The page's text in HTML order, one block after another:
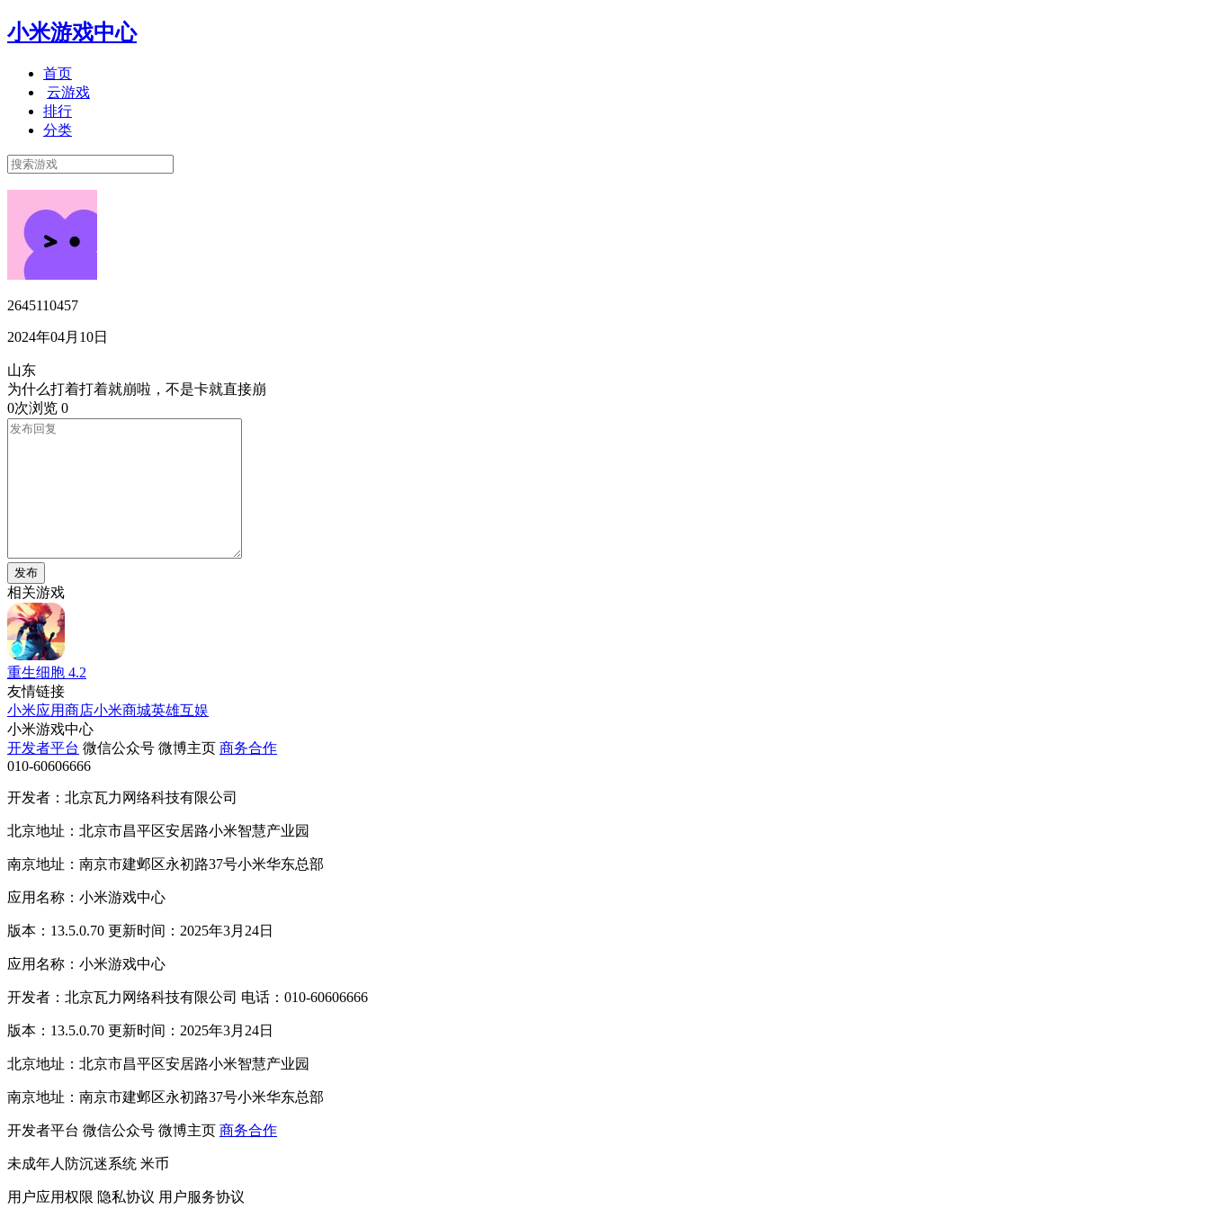
小米游戏中心
首页
云游戏
排行
分类
2645110457
2024年04月10日
山东
为什么打着打着就崩啦，不是卡就直接崩
0次浏览 0
发布
相关游戏
重生细胞 4.2
友情链接
小米应用商店小米商城英雄互娱
小米游戏中心
开发者平台 微信公众号 微博主页 商务合作
010-60606666
开发者：北京瓦力网络科技有限公司
北京地址：北京市昌平区安居路小米智慧产业园
南京地址：南京市建邺区永初路37号小米华东总部
应用名称：小米游戏中心
版本：13.5.0.70 更新时间：2025年3月24日
应用名称：小米游戏中心
开发者：北京瓦力网络科技有限公司 电话：010-60606666
版本：13.5.0.70 更新时间：2025年3月24日
北京地址：北京市昌平区安居路小米智慧产业园
南京地址：南京市建邺区永初路37号小米华东总部
开发者平台 微信公众号 微博主页 商务合作
未成年人防沉迷系统 米币
用户应用权限 隐私协议 用户服务协议